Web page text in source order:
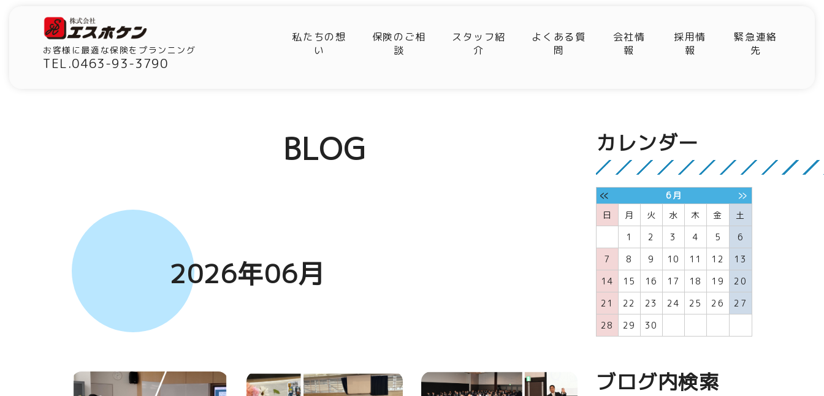
お客様に最適な保険をプランニング
TEL.0463-93-3790
私たちの想
い
保険のご相
談
スタッフ紹
介
よくある質
問
会社情
報
採用情
報
緊急連絡
先
BLOG
2026年06月
カレンダー
« 6月 »
日 月 火 水 木 金
土
1
2 3 4 5
6
7
8 9 10 11 12
13
14
15 16 17 18 19
20
21
22 23 24 25 26
27
28
29 30
ブログ内検索